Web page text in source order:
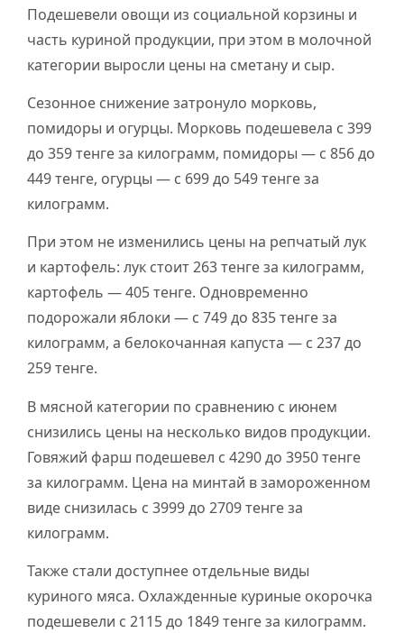
Подешевели овощи из социальной корзины и
часть куриной продукции, при этом в молочной
категории выросли цены на сметану и сыр.
Сезонное снижение затронуло морковь,
помидоры и огурцы. Морковь подешевела с 399
до 359 тенге за килограмм, помидоры — с 856 до
449 тенге, огурцы — с 699 до 549 тенге за
килограмм.
При этом не изменились цены на репчатый лук
и картофель: лук стоит 263 тенге за килограмм,
картофель — 405 тенге. Одновременно
подорожали яблоки — с 749 до 835 тенге за
килограмм, а белокочанная капуста — с 237 до
259 тенге.
В мясной категории по сравнению с июнем
снизились цены на несколько видов продукции.
Говяжий фарш подешевел с 4290 до 3950 тенге
за килограмм. Цена на минтай в замороженном
виде снизилась с 3999 до 2709 тенге за
килограмм.
Также стали доступнее отдельные виды
куриного мяса. Охлажденные куриные окорочка
подешевели с 2115 до 1849 тенге за килограмм.